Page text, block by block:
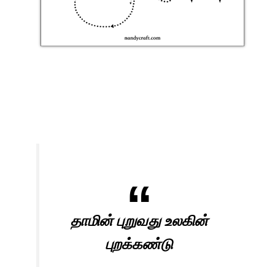
தாமின் புறுவது உலகின்
புறக்கண்டு